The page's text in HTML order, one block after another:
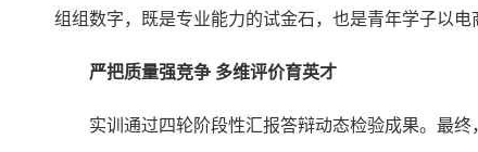
组组数字，既是专业能力的试金石，也是青年学子以电
严把质量强竞争 多维评价育英才
实训通过四轮阶段性汇报答辩动态检验成果。最